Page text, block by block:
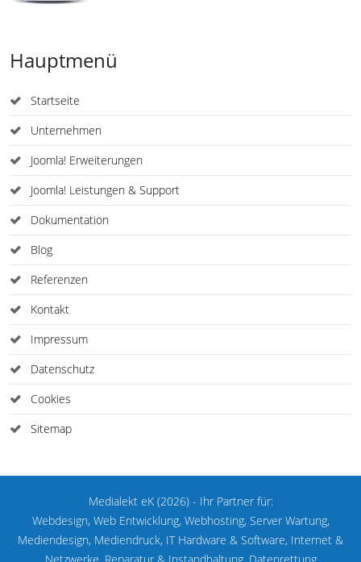
Hauptmenü
Startseite
Unternehmen
Joomla! Erweiterungen
Joomla! Leistungen & Support
Dokumentation
Blog
Referenzen
Kontakt
Impressum
Datenschutz
Cookies
Sitemap
Medialekt eK (2026) - Ihr Partner für:
Webdesign, Web Entwicklung, Webhosting, Server Wartung,
Mediendesign, Mediendruck, IT Hardware & Software, Internet &